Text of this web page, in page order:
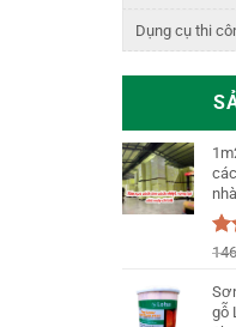
Dụng cụ thi
sao
gỗ